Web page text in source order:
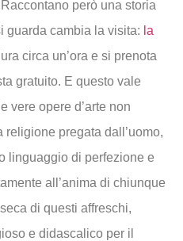
però una storia
guarda cambia la visita: la
circa un’ora e si prenota
gratuito. E questo vale
vere opere d’arte non
pregata dall’uomo,
linguaggio di perfezione e
all’anima di chiunque
di questi affreschi,
e didascalico per il